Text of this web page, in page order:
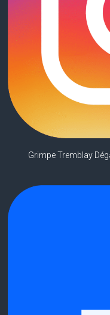
Grimpe Tremblay